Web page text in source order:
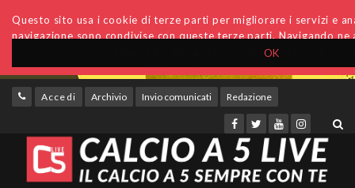
OK
Questo sito usa i cookie di terze parti per migliorare i servizi e
navigazione sono condivise con queste terze parti. Navigando
Accedi Archivio Invio comunicati Redazione